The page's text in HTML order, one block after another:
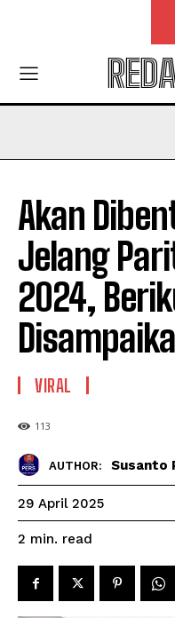
Akan
Jelang
2024,
VIRAL
113
AUTHOR: Susanto
29 April 2025
2 min. read